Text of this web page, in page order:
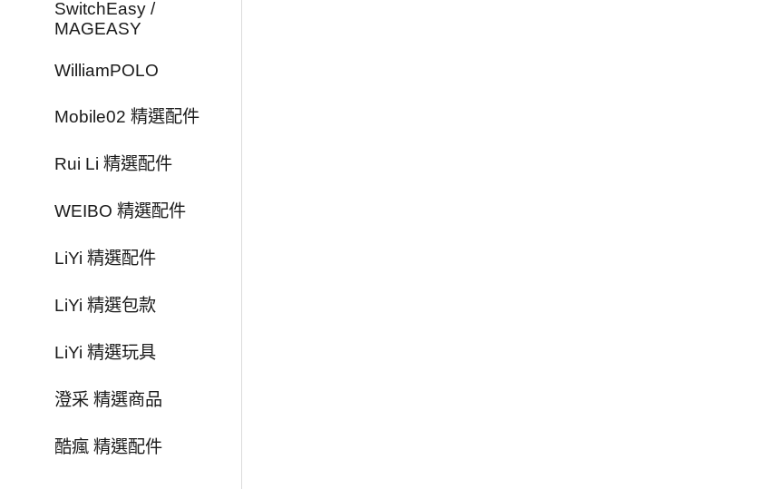
SwitchEasy /
MAGEASY
WilliamPOLO
Mobile02 精選配件
Rui Li 精選配件
WEIBO 精選配件
LiYi 精選配件
LiYi 精選包款
LiYi 精選玩具
澄采 精選商品
酷瘋 精選配件